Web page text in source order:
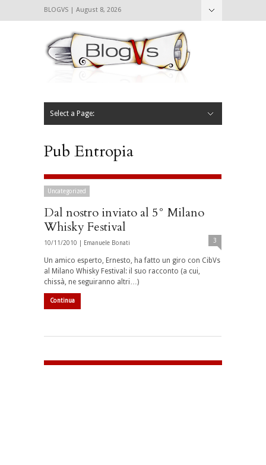
BLOGVS | August 8, 2026
Select a Page:
Pub Entropia
Uncategorized
Dal nostro inviato al 5° Milano
Whisky Festival
10/11/2010 | Emanuele Bonati 3
Un amico esperto, Ernesto, ha fatto un giro con CibVs
al Milano Whisky Festival: il suo racconto (a cui,
chissà, ne seguiranno altri…)
Continua